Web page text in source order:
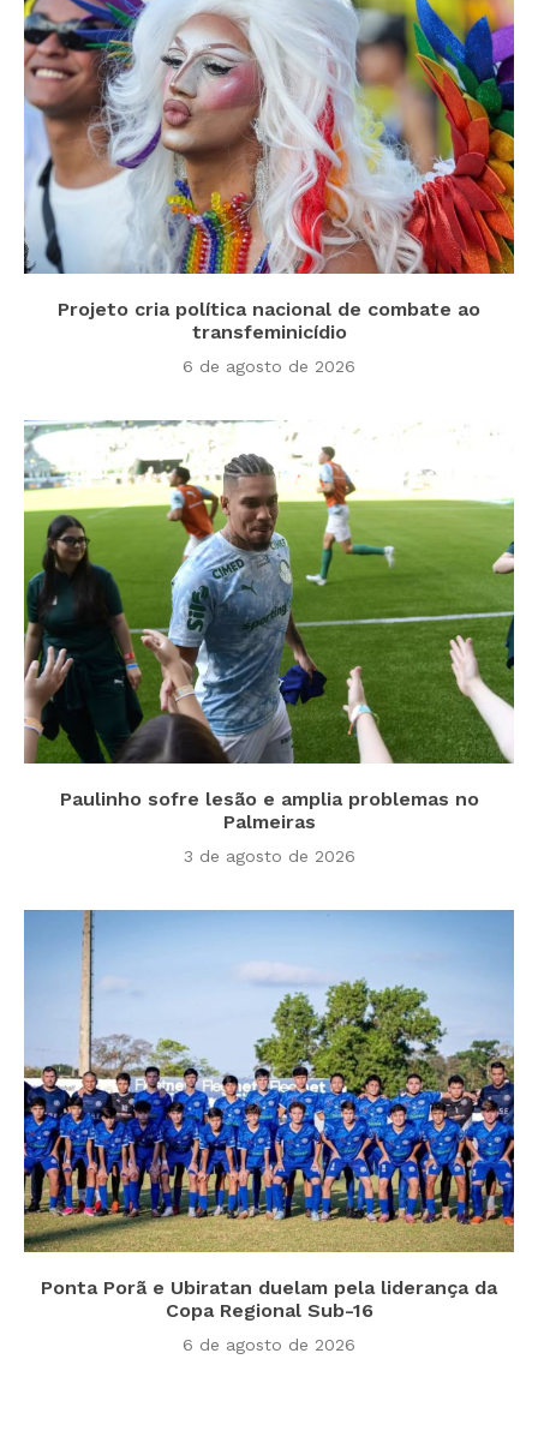
Projeto cria política nacional de combate ao
transfeminicídio
6 de agosto de 2026
Paulinho sofre lesão e amplia problemas no
Palmeiras
3 de agosto de 2026
Ponta Porã e Ubiratan duelam pela liderança da
Copa Regional Sub-16
6 de agosto de 2026